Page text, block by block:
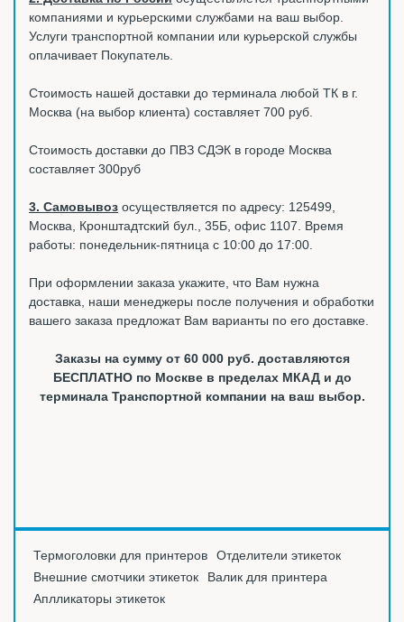
компаниями и курьерскими службами на ваш выбор.
Услуги транспортной компании или курьерской службы
оплачивает Покупатель.
Стоимость нашей доставки до терминала любой ТК в г.
Москва (на выбор клиента) составляет 700 руб.
Стоимость доставки до ПВЗ СДЭК в городе Москва
составляет 300руб
3. Самовывоз осуществляется по адресу: 125499,
Москва, Кронштадтский бул., 35Б, офис 1107. Время
работы: понедельник-пятница с 10:00 до 17:00.
При оформлении заказа укажите, что Вам нужна
доставка, наши менеджеры после получения и обработки
вашего заказа предложат Вам варианты по его доставке.
Заказы на сумму от 60 000 руб. доставляются
БЕСПЛАТНО по Москве в пределах МКАД и до
терминала Транспортной компании на ваш выбор.
Термоголовки для принтеров
Отделители этикеток
Внешние смотчики этикеток
Валик для принтера
Аплликаторы этикеток